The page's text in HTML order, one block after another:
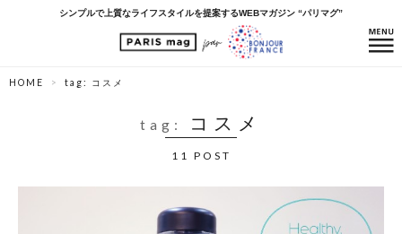
シンプルで上質なライフスタイルを提案するWEBマガジン “パリマグ”
HOME tag: コスメ
tag: コスメ
11 POST